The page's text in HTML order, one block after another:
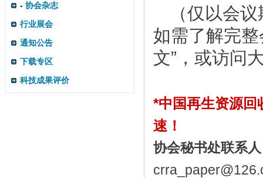
- 协会杂志
行业展会
通知公告
下载专区
科技成果评价
（仅以会
如需了解完
文”，或访问
*中国再生资源回
速！
协会秘书处联系人